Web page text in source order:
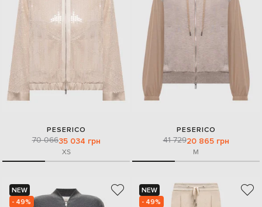
PESERICO
70 06635 034 грн
XS
PESERICO
41 72920 865 грн
M
NEW
- 49%
NEW
- 49%